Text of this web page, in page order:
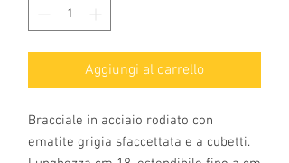
Aggiungi al carrello
Bracciale in acciaio rodiato con
ematite grigia sfaccettata e a cubetti.